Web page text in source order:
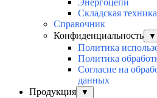
Энергоцепи
Складская техника
Справочник
Конфиденциальность
▼
Политика
Политика
Согласие на
данных
Продукция
▼